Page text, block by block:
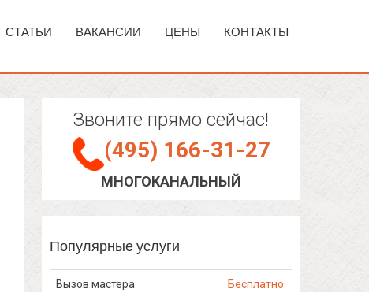
СТАТЬИ ВАКАНСИИ ЦЕНЫ КОНТАКТЫ
Звоните прямо сейчас!
(495) 166-31-27
МНОГОКАНАЛЬНЫЙ
Популярные услуги
Вызов мастера Бесплатно